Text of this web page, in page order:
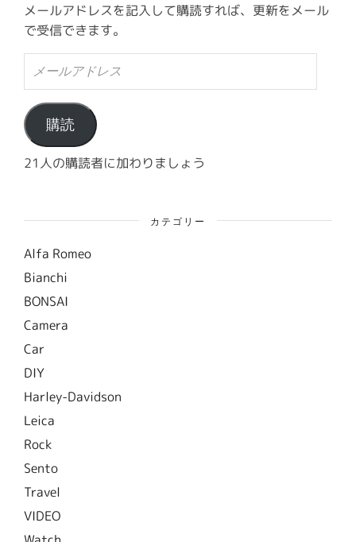
メールアドレスを記入して購読すれば、更新をメール
で受信できます。
ル
ア
ド
レ
ス
購読
21人の購読者に加わりましょう
カテゴリー
Alfa Romeo
Bianchi
BONSAI
Camera
Car
DIY
Harley-Davidson
Leica
Rock
Sento
Travel
VIDEO